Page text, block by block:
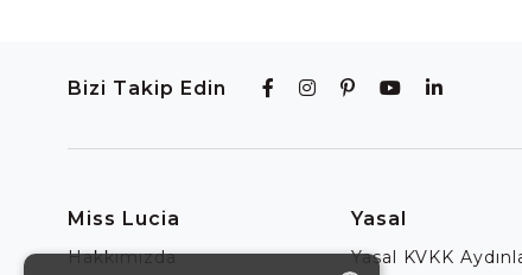
Bizi Takip Edin
Miss Lucia
Hakkımızda
Yasal
Yasal KVKK